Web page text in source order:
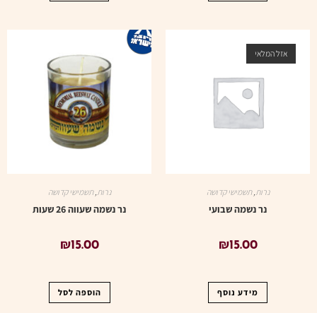
אזל המלאי
נרות,תשמישי קדושה
נר נשמה שבועי
₪15.00
מידע נוסף
נרות,תשמישי קדושה
נר נשמה שעווה 26 שעות
₪15.00
הוספה לסל